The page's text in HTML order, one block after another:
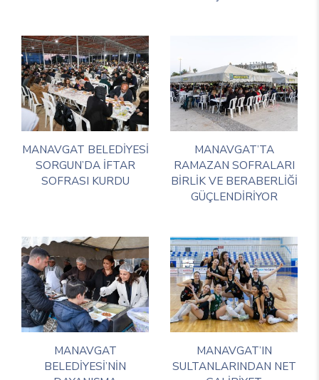
MANAVGAT BELEDİYESİ
SORGUN’DA İFTAR
SOFRASI KURDU
MANAVGAT’TA
RAMAZAN SOFRALARI
BİRLİK VE BERABERLİĞİ
GÜÇLENDİRİYOR
MANAVGAT
BELEDİYESİ’NİN
MANAVGAT’IN
SULTANLARINDAN NET